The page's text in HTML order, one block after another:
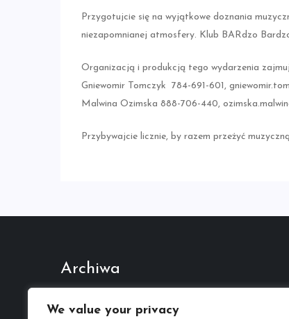
We value your privacy
Przygotujcie się na wyjątkowe doznania
niezapomnianej atmosfery. Klub BARdzo
Organizacją i produkcją tego wydarzenia
Gniewomir Tomczyk 784-691-601,
Malwina Ozimska 888-706-440,
Przybywajcie licznie, by razem przeżyć
Archiwa